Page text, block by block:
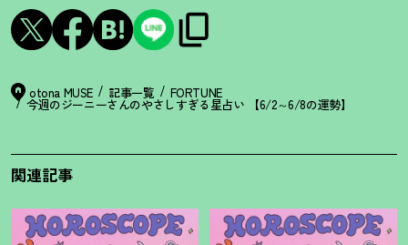
otona MUSE 記事一覧 FORTUNE
今週のジーニーさんのやさしすぎる星占い 【6/2～6/8の運勢】
関連記事